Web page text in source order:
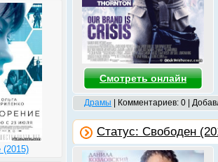
(2015)
Смотреть онлайн
Драмы | Комментариев: 0 |
Статус: Свободен